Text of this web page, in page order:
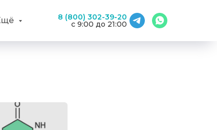
8 (800) 302-39-20
с 9:00 до 21:00